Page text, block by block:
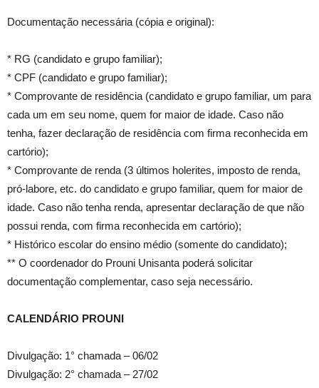
Documentação necessária (cópia e original):
* RG (candidato e grupo familiar);
* CPF (candidato e grupo familiar);
* Comprovante de residência (candidato e grupo familiar, um para
cada um em seu nome, quem for maior de idade. Caso não
tenha, fazer declaração de residência com firma reconhecida em
cartório);
* Comprovante de renda (3 últimos holerites, imposto de renda,
pró-labore, etc. do candidato e grupo familiar, quem for maior de
idade. Caso não tenha renda, apresentar declaração de que não
possui renda, com firma reconhecida em cartório);
* Histórico escolar do ensino médio (somente do candidato);
** O coordenador do Prouni Unisanta poderá solicitar
documentação complementar, caso seja necessário.
CALENDÁRIO PROUNI
Divulgação: 1° chamada – 06/02
Divulgação: 2° chamada – 27/02